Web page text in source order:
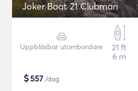
Joker Boat 21 Clubman
Uppblåsbar utombordare
21 ft
6 m
$557 /dag